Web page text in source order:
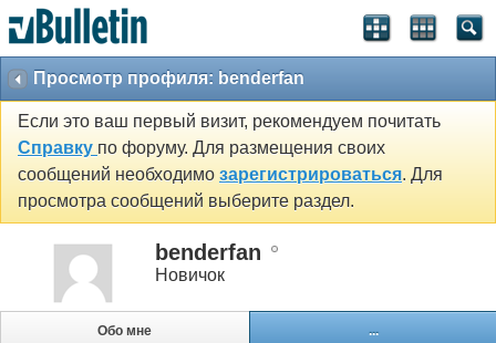
Просмотр профиля: benderfan
Если это ваш первый визит, рекомендуем почитать
Справку по форуму. Для размещения своих
сообщений необходимо зарегистрироваться. Для
просмотра сообщений выберите раздел.
benderfan
Новичок
Обо мне ...